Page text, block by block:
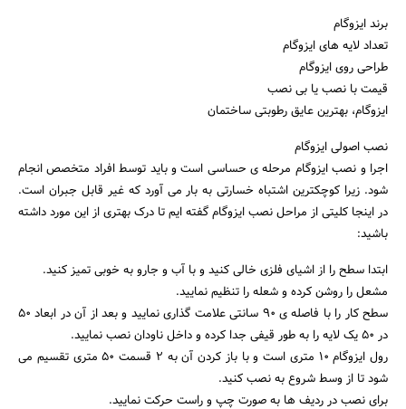
برند ایزوگام
تعداد لایه های ایزوگام
طراحی روی ایزوگام
قیمت با نصب یا بی نصب
ایزوگام، بهترین عایق رطوبتی ساختمان
نصب اصولی ایزوگام
اجرا و نصب ایزوگام مرحله ی حساسی است و باید توسط افراد متخصص انجام
شود. زیرا کوچکترین اشتباه خسارتی به بار می آورد که غیر قابل جبران است.
در اینجا کلیتی از مراحل نصب ایزوگام گفته ایم تا درک بهتری از این مورد داشته
باشید:
ابتدا سطح را از اشیای فلزی خالی کنید و با آب و جارو به خوبی تمیز کنید.
مشعل را روشن کرده و شعله را تنظیم نمایید.
سطح کار را با فاصله ی 90 سانتی علامت گذاری نمایید و بعد از آن در ابعاد 50
در 50 یک لایه را به طور قیفی جدا کرده و داخل ناودان نصب نمایید.
رول ایزوگام 10 متری است و با باز کردن آن به 2 قسمت 50 متری تقسیم می
شود تا از وسط شروع به نصب کنید.
برای نصب در ردیف ها به صورت چپ و راست حرکت نمایید.